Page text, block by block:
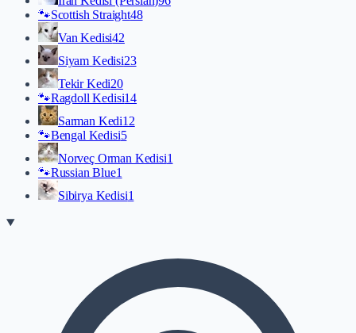
🐾Scottish Straight48
Van Kedisi42
Siyam Kedisi23
Tekir Kedi20
🐾Ragdoll Kedisi14
Sarman Kedi12
🐾Bengal Kedisi5
Norveç Orman Kedisi1
🐾Russian Blue1
Sibirya Kedisi1